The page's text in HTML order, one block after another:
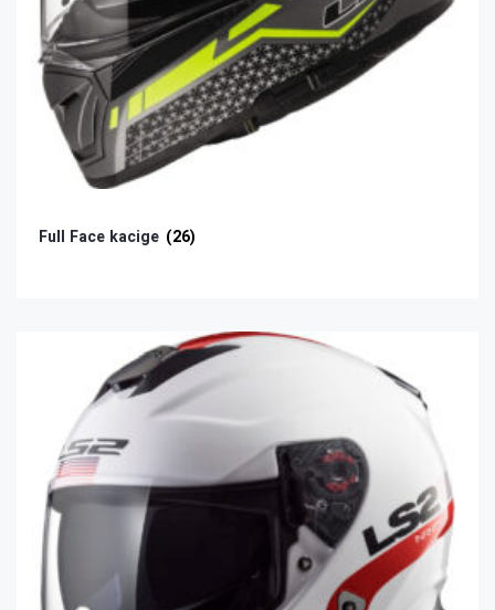
Full Face kacige (26)